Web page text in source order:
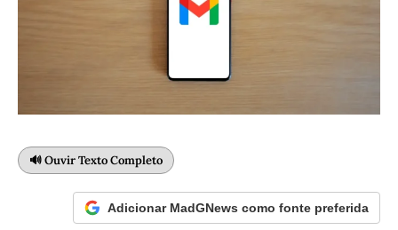
🔊 Ouvir Texto Completo
Adicionar MadGNews como fonte preferida